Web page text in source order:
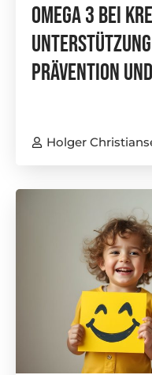
Omega 3 Bei
Unterstützung
Prävention
Holger